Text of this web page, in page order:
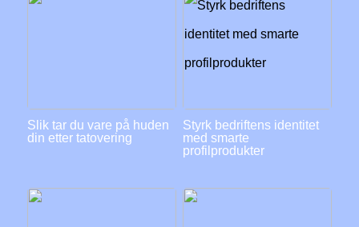
Slik tar du vare på huden
din etter tatovering
Styrk bedriftens identitet
med smarte
profilprodukter